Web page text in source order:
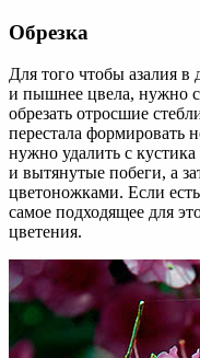
Обрезка
Для того чтобы азалия
и пышнее цвела, нужно
обрезать отросшие
перестала формировать
нужно удалить с
и вытянутые побеги, а
цветоножками. Если
самое подходящее для
цветения.